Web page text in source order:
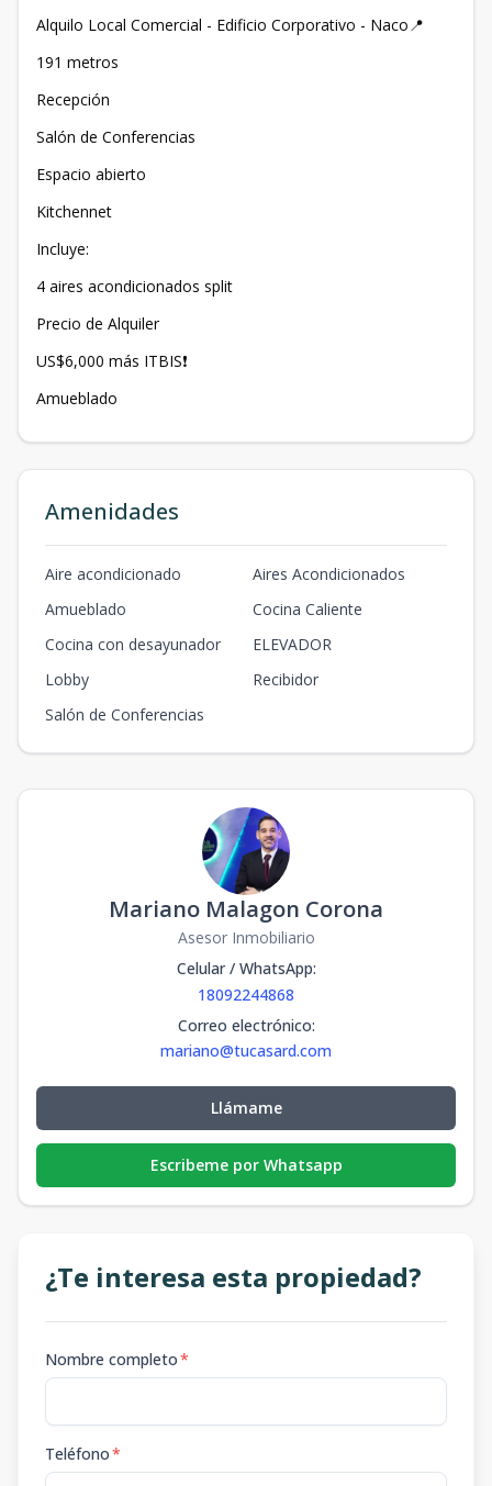
Alquilo Local Comercial - Edificio Corporativo - Naco📍
191 metros
Recepción
Salón de Conferencias
Espacio abierto
Kitchennet
Incluye:
4 aires acondicionados split
Precio de Alquiler
US$6,000 más ITBIS❗️
Amueblado
Amenidades
Aire acondicionado
Aires Acondicionados
Amueblado
Cocina Caliente
Cocina con desayunador
ELEVADOR
Lobby
Recibidor
Salón de Conferencias
Mariano Malagon Corona
Asesor Inmobiliario
Celular / WhatsApp:
18092244868
Correo electrónico:
mariano@tucasard.com
Llámame
Escribeme por Whatsapp
¿Te interesa esta propiedad?
Nombre completo*
Teléfono*